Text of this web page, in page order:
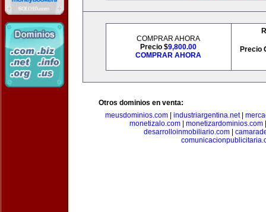
COMPRAR AHORA
Precio $9,800.00
COMPRAR AHORA
Precio
Otros dominios en venta:
meusdominios.com| industriargentina.net|
monetizalo.com| monetizardominios.com
desarrolloinmobiliario.com